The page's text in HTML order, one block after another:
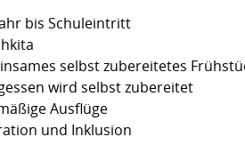
bis Schuleintritt
selbst zubereitetes
wird selbst zubereitet
Ausflüge
und Inklusion